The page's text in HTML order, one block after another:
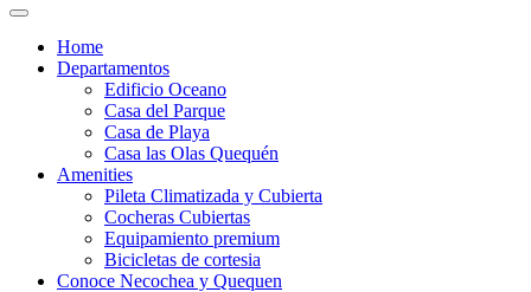
Home
Departamentos
Edificio Oceano
Casa del Parque
Casa de Playa
Casa las Olas Quequén
Amenities
Pileta Climatizada y Cubierta
Cocheras Cubiertas
Equipamiento premium
Bicicletas de cortesia
Conoce Necochea y Quequen